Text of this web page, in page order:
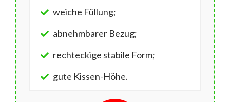
weiche Füllung;
abnehmbarer Bezug;
rechteckige stabile Form;
gute Kissen-Höhe.